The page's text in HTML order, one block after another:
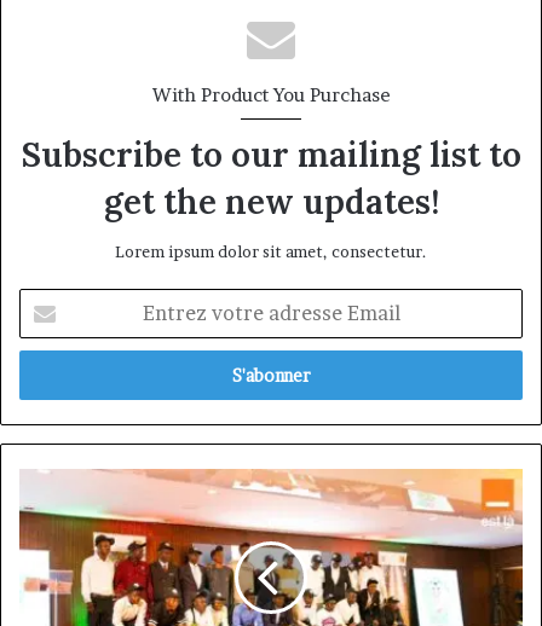
With Product You Purchase
Subscribe to our mailing list to
get the new updates!
Lorem ipsum dolor sit amet, consectetur.
votre
adresse
Cameroun
et
ANAFOOT
ensemble